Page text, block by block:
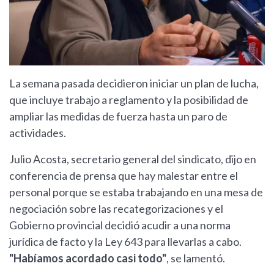
La semana pasada decidieron iniciar un plan de lucha,
que incluye trabajo a reglamento y la posibilidad de
ampliar las medidas de fuerza hasta un paro de
actividades.
Julio Acosta, secretario general del sindicato, dijo en
conferencia de prensa que hay malestar entre el
personal porque se estaba trabajando en una mesa de
negociación sobre las recategorizaciones y el
Gobierno provincial decidió acudir a una norma
jurídica de facto y la Ley 643 para llevarlas a cabo.
"Habíamos acordado casi todo", se lamentó.